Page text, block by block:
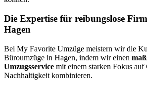
Die Expertise für reibungslose
Hagen
Bei My Favorite Umzüge meistern wir die
Büroumzüge in Hagen, indem wir einen
Umzugsservice mit einem starken Fokus auf
Nachhaltigkeit kombinieren.